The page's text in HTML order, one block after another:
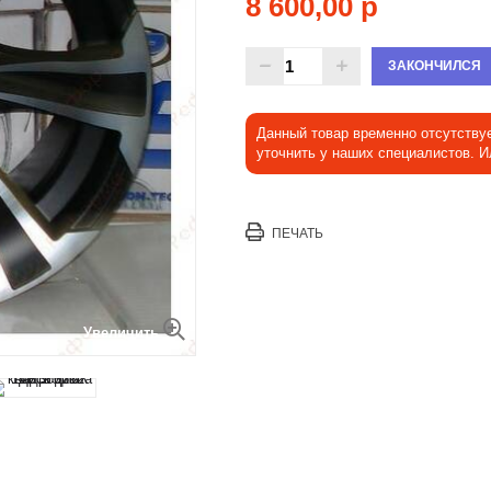
Увеличить
8 600,00 р
ЗАКОНЧИЛСЯ
Данный товар временно
уточнить у наших специалистов.
ПЕЧАТЬ